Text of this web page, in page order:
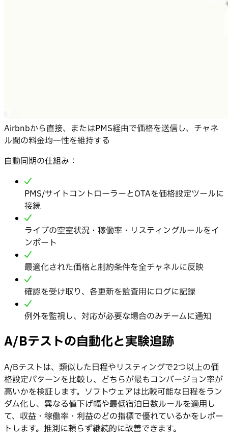
Airbnbから直接、またはPMS経由で価格を送信し、チャネ
ル間の料金均一性を維持する
自動同期の仕組み：
PMS/サイトコントローラーとOTAを価格設定ツールに
接続
ライブの空室状況・稼働率・リスティングルールをイ
ンポート
最適化された価格と制約条件を全チャネルに反映
確認を受け取り、各更新を監査用にログに記録
例外を監視し、対応が必要な場合のみチームに通知
A/Bテストの自動化と実験追跡
A/Bテストは、類似した日程やリスティングで2つ以上の価
格設定パターンを比較し、どちらが最もコンバージョン率が
高いかを検証します。ソフトウェアは比較可能な日程をラン
ダム化し、異なる値下げ幅や最低宿泊日数ルールを適用し
て、収益・稼働率・利益のどの指標で優れているかをレポー
トします。推測に頼らず継続的に改善できます。